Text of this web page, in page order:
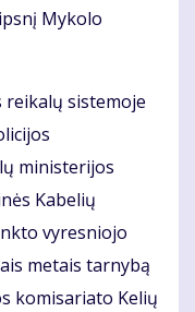
Mykolo
reikalų sistemoje
ministerijos
Kabelių
vyresniojo
metais tarnybą
komisariato Kelių